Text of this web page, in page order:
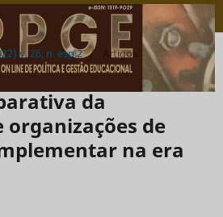
v. 26, n. esp.2 / Artigos
da
organizações de
na era